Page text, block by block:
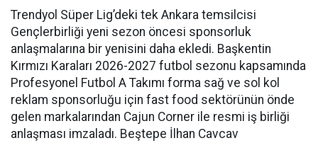
Trendyol Süper Lig’deki tek Ankara temsilcisi
Gençlerbirliği yeni sezon öncesi sponsorluk
anlaşmalarına bir yenisini daha ekledi. Başkentin
Kırmızı Karaları 2026-2027 futbol sezonu kapsamında
Profesyonel Futbol A Takımı forma sağ ve sol kol
reklam sponsorluğu için fast food sektörünün önde
gelen markalarından Cajun Corner ile resmi iş birliği
anlaşması imzaladı. Beştepe İlhan Cavcav